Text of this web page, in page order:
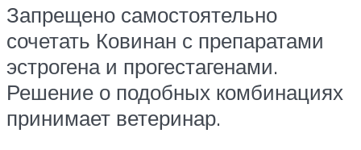
Запрещено самостоятельно
сочетать Ковинан с препаратами
эстрогена и прогестагенами.
Решение о подобных комбинациях
принимает ветеринар.